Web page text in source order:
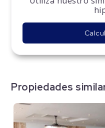
Propiedades